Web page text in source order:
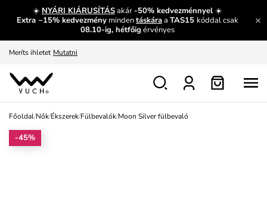
☀️ NYÁRI KIÁRUSÍTÁSakár-50% kedvezménnyel ☀️
Extra −15% kedvezmény mindentáskáraa TAS15 kóddal csak
08.10-ig, hétfőig érvényes
És mi az, amit máshol nem lehet megtudni?
Fedezze fel velünk az újdonságokat. Megtekintés
Meríts ihletet Mutatni
Ingyenes csere és visszaküldés
Főoldal/Nők/Ékszerek/Fülbevalók/Moon Silver fülbevaló
-45%